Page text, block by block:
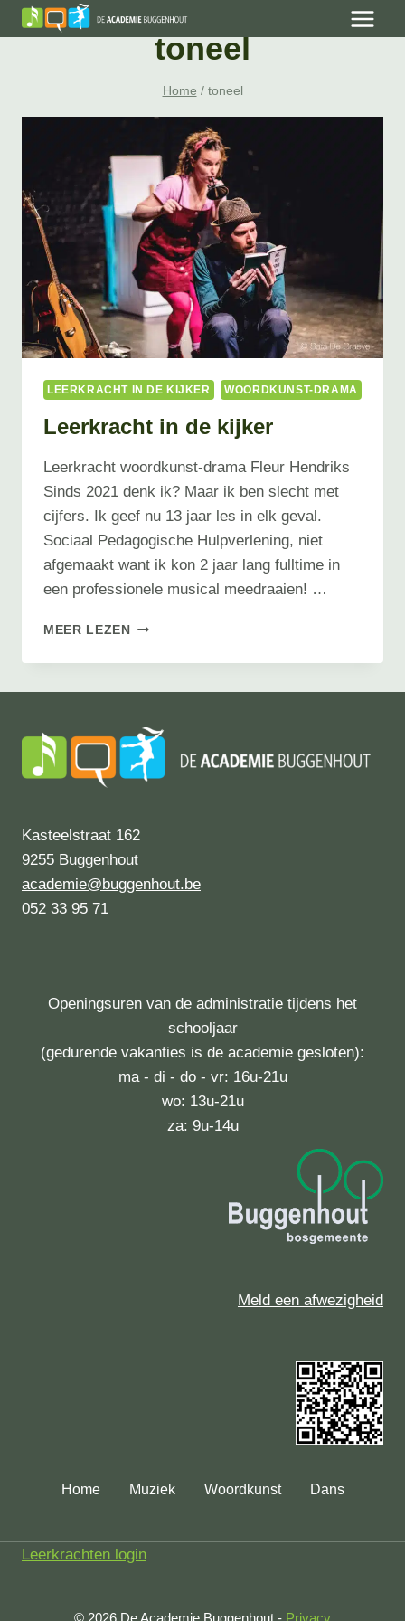
Skip
to
toneel
Home / toneel
LEERKRACHT IN DE KIJKER WOORDKUNST-DRAMA
Leerkracht in de kijker
Leerkracht woordkunst-drama Fleur Hendriks
Sinds 2021 denk ik? Maar ik ben slecht met
cijfers. Ik geef nu 13 jaar les in elk geval.
Sociaal Pedagogische Hulpverlening, niet
afgemaakt want ik kon 2 jaar lang fulltime in
een professionele musical meedraaien! …
MEER LEZENLEERKRACHT
DE
Kasteelstraat 162
9255 Buggenhout
academie@buggenhout.be
052 33 95 71
Openingsuren van de administratie tijdens het
schooljaar
(gedurende vakanties is de academie gesloten):
ma - di - do - vr: 16u-21u
wo: 13u-21u
za: 9u-14u
Meld een afwezigheid
Home Muziek Woordkunst Dans
Leerkrachten login
© 2026 De Academie Buggenhout - Privacy